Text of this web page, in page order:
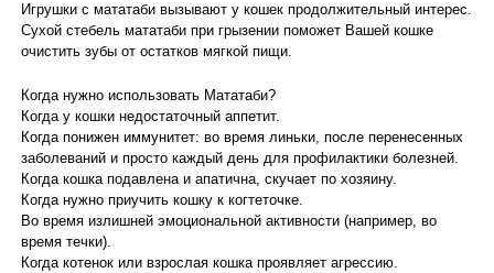
Игрушки с мататаби вызывают у кошек продолжительный интерес.
Сухой стебель мататаби при грызении поможет Вашей кошке
очистить зубы от остатков мягкой пищи.
Когда нужно использовать Мататаби?
Когда у кошки недостаточный аппетит.
Когда понижен иммунитет: во время линьки, после перенесенных
заболеваний и просто каждый день для профилактики болезней.
Когда кошка подавлена и апатична, скучает по хозяину.
Когда нужно приучить кошку к когтеточке.
Во время излишней эмоциональной активности (например, во
время течки).
Когда котенок или взрослая кошка проявляет агрессию.